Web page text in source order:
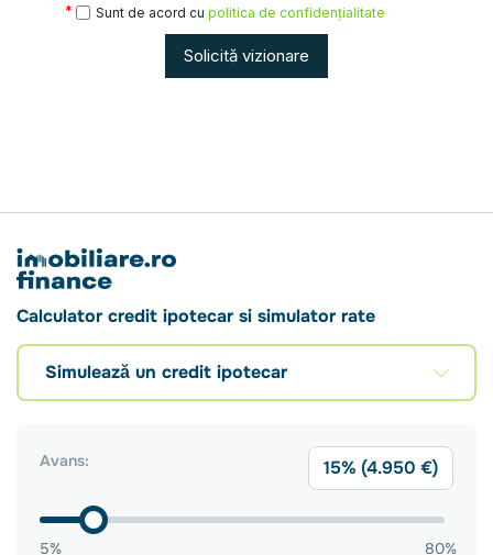
Sunt de acord cu politica de confidențialitate
Solicită vizionare